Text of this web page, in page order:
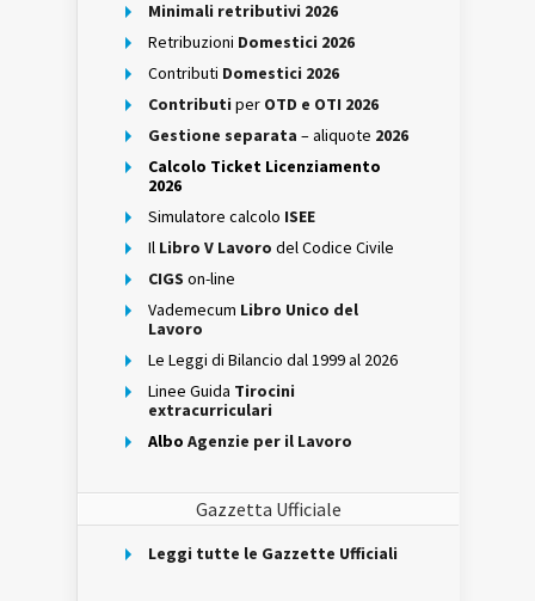
Minimali retributivi 2026
Retribuzioni Domestici 2026
Contributi Domestici 2026
Contributi per OTD e OTI 2026
Gestione separata – aliquote 2026
Calcolo Ticket Licenziamento
2026
Simulatore calcolo ISEE
Il Libro V Lavoro del Codice Civile
CIGS on-line
Vademecum Libro Unico del
Lavoro
Le Leggi di Bilancio dal 1999 al 2026
Linee Guida Tirocini
extracurriculari
Albo Agenzie per il Lavoro
Gazzetta Ufficiale
Leggi tutte le Gazzette Ufficiali